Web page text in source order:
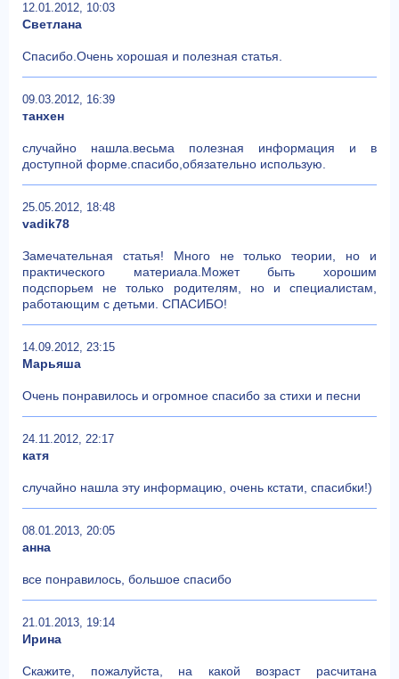
12.01.2012, 10:03
Светлана
Спасибо.Очень хорошая и полезная статья.
09.03.2012, 16:39
танхен
случайно нашла.весьма полезная информация и в
доступной форме.спасибо,обязательно использую.
25.05.2012, 18:48
vadik78
Замечательная статья! Много не только теории, но и
практического материала.Может быть хорошим
подспорьем не только родителям, но и специалистам,
работающим с детьми. СПАСИБО!
14.09.2012, 23:15
Марьяша
Очень понравилось и огромное спасибо за стихи и песни
24.11.2012, 22:17
катя
случайно нашла эту информацию, очень кстати, спасибки!)
08.01.2013, 20:05
анна
все понравилось, большое спасибо
21.01.2013, 19:14
Ирина
Скажите, пожалуйста, на какой возраст расчитана